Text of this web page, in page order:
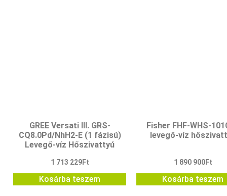
GREE Versati III. GRS-
CQ8.0Pd/NhH2-E (1 fázisú)
Levegő-víz Hőszivattyú
1 713 229Ft
Kosárba teszem
Fisher FHF-WHS-
levegő-víz
1 890 900Ft
Kosárba teszem